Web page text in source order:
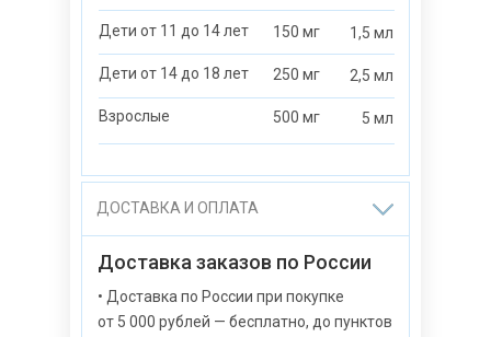
Дети от 11 до 14 лет
Дети от 14 до 18 лет
Взрослые
150 мг
250 мг
500 мг
1,5 мл
2,5 мл
5 мл
ДОСТАВКА И ОПЛАТА
Доставка заказов по России
• Доставка по России при покупке
от 5 000 рублей — бесплатно, до пунктов